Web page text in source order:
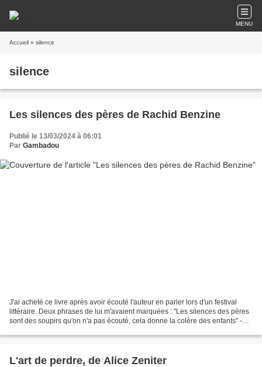
MENU
Accueil » silence
silence
Les silences des pères de Rachid Benzine
Publié le 13/03/2024 à 06:01
Par Gambadou
J'ai acheté ce livre après avoir écouté l'auteur en parler lors d'un festival
littéraire. Deux phrases de lui m'avaient marquées : "Les silences des pères
sont des soupirs qu'on n'a pas écouté, cela donne la colère des enfants" -
L'art de perdre, de Alice Zeniter